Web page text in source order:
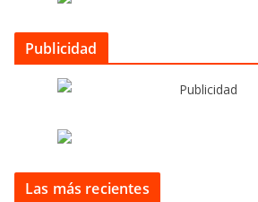
Publicidad
Las más recientes